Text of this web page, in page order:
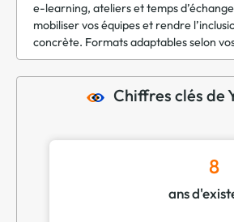
e-learning, ateliers et temps
mobiliser vos équipes et rendre
concrète. Formats adaptables selon
Chiffres clés de
8
ans